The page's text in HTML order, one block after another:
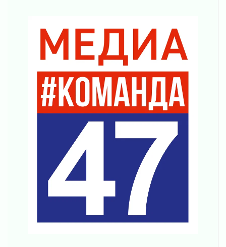
Правила для жизни
31 июля 2026
С рабочим визитом
31 июля 2026
В Шлиссельбурге прошла акция «Белый
кораблик Памяти»
31 июля 2026
Новые возможности для творчества
За сухими цифрами — реальная жизнь
От инженера-создателя к волонтёрам
«Созидателям»
31 июля 2026
Генеральная репетиция векового юбилея
Открытое сердце и стремление делать добро